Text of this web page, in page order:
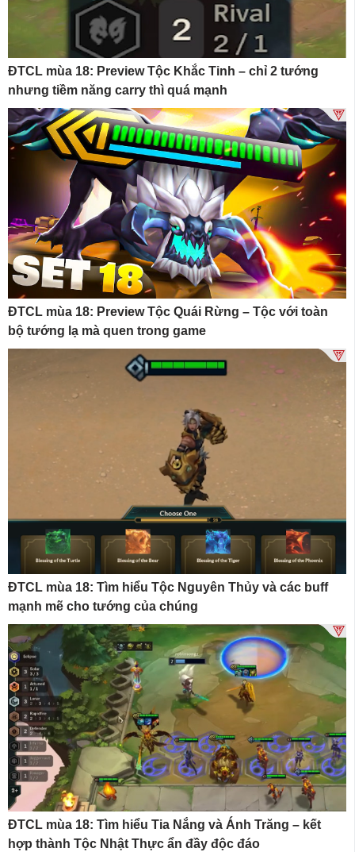
ĐTCL mùa 18: Preview Tộc Khắc Tinh – chỉ 2 tướng
nhưng tiềm năng carry thì quá mạnh
ĐTCL mùa 18: Preview Tộc Quái Rừng – Tộc với toàn
bộ tướng lạ mà quen trong game
ĐTCL mùa 18: Tìm hiểu Tộc Nguyên Thủy và các buff
mạnh mẽ cho tướng của chúng
ĐTCL mùa 18: Tìm hiểu Tia Nắng và Ánh Trăng – kết
hợp thành Tộc Nhật Thực ẩn đầy độc đáo